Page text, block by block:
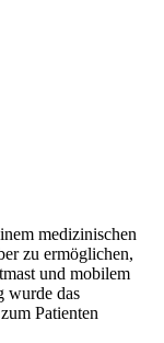
medizinischen
zu ermöglichen,
und mobilem
wurde das
Patienten